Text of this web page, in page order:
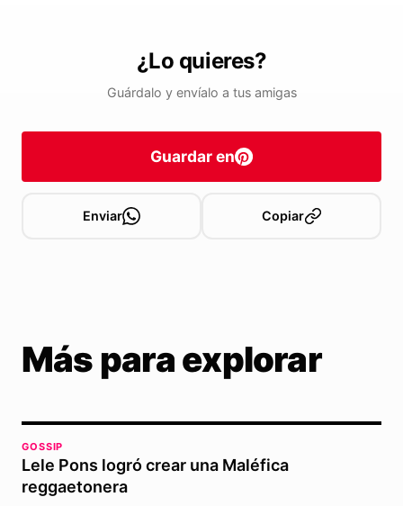
¿Lo quieres?
Guárdalo y envíalo a tus amigas
Guardar en
Enviar Copiar
Más para explorar
GOSSIP
Lele Pons logró crear una Maléfica
reggaetonera